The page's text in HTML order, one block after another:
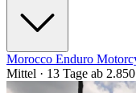
Morocco Enduro
Mittel · 13 Tage ab